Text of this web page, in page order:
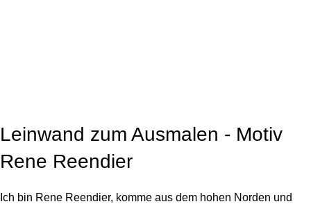
Leinwand zum Ausmalen - Motiv
Rene Reendier
Ich bin Rene Reendier, komme aus dem hohen Norden und